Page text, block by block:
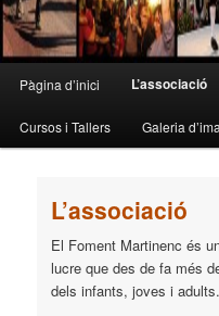
menu
Pàgina d’inici L’associació
Cursos i Tallers Galeria
L’associació
El Foment Martinenc és
lucre que des de fa més
dels infants, joves i adults.